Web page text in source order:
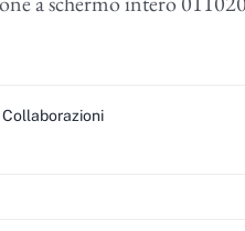
Collaborazioni